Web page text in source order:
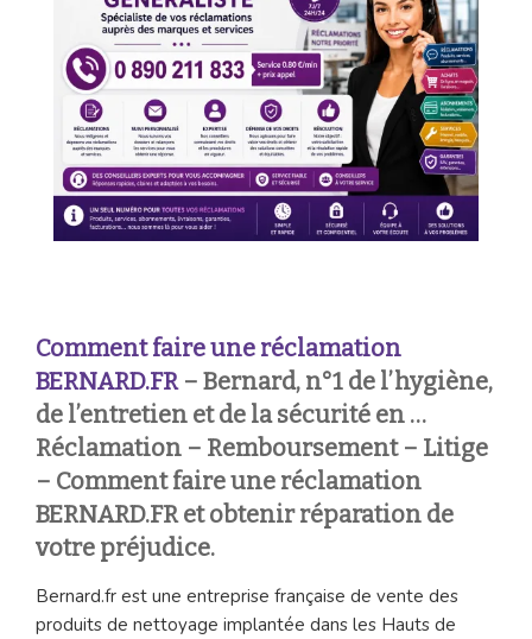
Comment faire une réclamation
BERNARD.FR– Bernard, n°1 de l’hygiène,
de l’entretien et de la sécurité en …
Réclamation – Remboursement – Litige
– Comment faire une réclamation
BERNARD.FR et obtenir réparation de
votre préjudice.
Bernard.fr est une entreprise française de vente des
produits de nettoyage implantée dans les Hauts de